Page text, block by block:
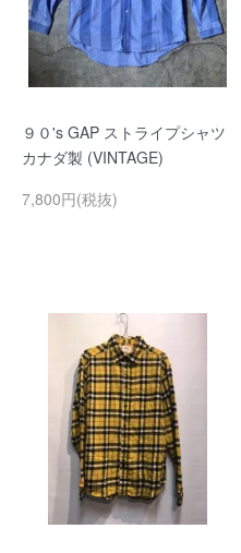
９０'s GAP ストライプシャツ
カナダ製 (VINTAGE)
7,800円(税抜)